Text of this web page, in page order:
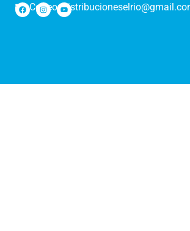
Correo: